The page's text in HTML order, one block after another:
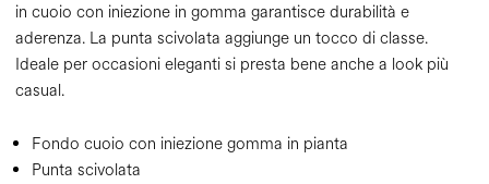
in cuoio con iniezione in gomma garantisce durabilità e
aderenza. La punta scivolata aggiunge un tocco di classe.
Ideale per occasioni eleganti si presta bene anche a look più
casual.
Fondo cuoio con iniezione gomma in pianta
Punta scivolata